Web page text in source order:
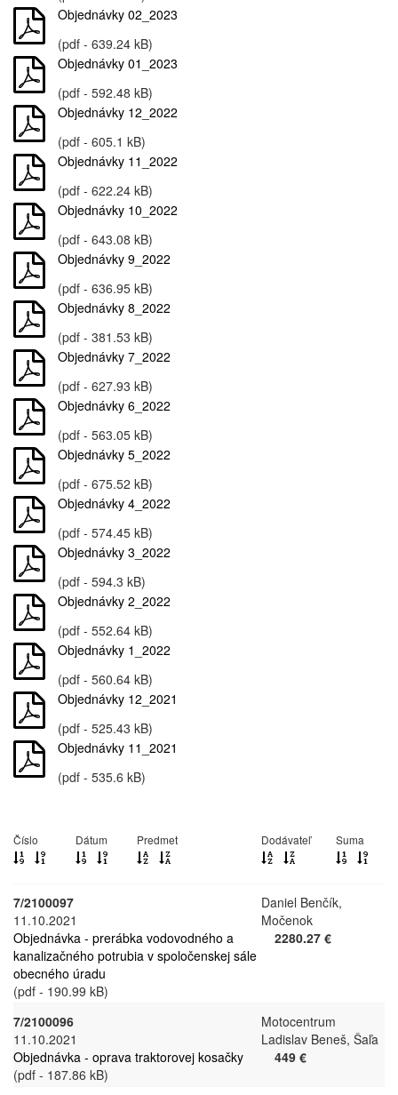
Objednávky 02_2023
(pdf - 639.24 kB)
Objednávky 01_2023
(pdf - 592.48 kB)
Objednávky 12_2022
(pdf - 605.1 kB)
Objednávky 11_2022
(pdf - 622.24 kB)
Objednávky 10_2022
(pdf - 643.08 kB)
Objednávky 9_2022
(pdf - 636.95 kB)
Objednávky 8_2022
(pdf - 381.53 kB)
Objednávky 7_2022
(pdf - 627.93 kB)
Objednávky 6_2022
(pdf - 563.05 kB)
Objednávky 5_2022
(pdf - 675.52 kB)
Objednávky 4_2022
(pdf - 574.45 kB)
Objednávky 3_2022
(pdf - 594.3 kB)
Objednávky 2_2022
(pdf - 552.64 kB)
Objednávky 1_2022
(pdf - 560.64 kB)
Objednávky 12_2021
(pdf - 525.43 kB)
Objednávky 11_2021
(pdf - 535.6 kB)
Číslo Dátum Predmet Dodávateľ Suma
7/2100097
11.10.2021
Objednávka - prerábka vodovodného a
kanalizačného potrubia v spoločenskej sále
obecného úradu
(pdf - 190.99 kB)
Daniel Benčík,
Močenok
2280.27 €
7/2100096
11.10.2021
Objednávka - oprava traktorovej kosačky
(pdf - 187.86 kB)
Motocentrum
Ladislav Beneš, Šaľa
449 €